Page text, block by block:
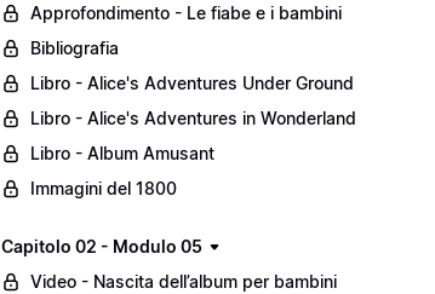
Approfondimento - Le fiabe e i bambini
Bibliografia
Libro - Alice's Adventures Under Ground
Libro - Alice's Adventures in Wonderland
Libro - Album Amusant
Immagini del 1800
Capitolo 02 - Modulo 05
Video - Nascita dell’album per bambini